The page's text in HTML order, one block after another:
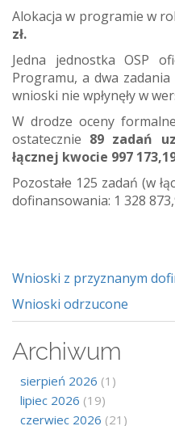
Alokacja w programie w
zł.
Jedna jednostka OSP
Programu, a dwa
wnioski nie wpłynęły w
W drodze oceny
ostatecznie 89 zadań
łącznej kwocie 997
Pozostałe 125 zadań (w
dofinansowania: 1 328
Wnioski z przyznanym
Wnioski odrzucone
Archiwum
sierpień 2026 (1)
lipiec 2026 (19)
czerwiec 2026 (21)